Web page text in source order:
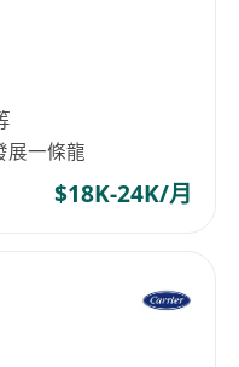
展一條龍
$18K-24K/月